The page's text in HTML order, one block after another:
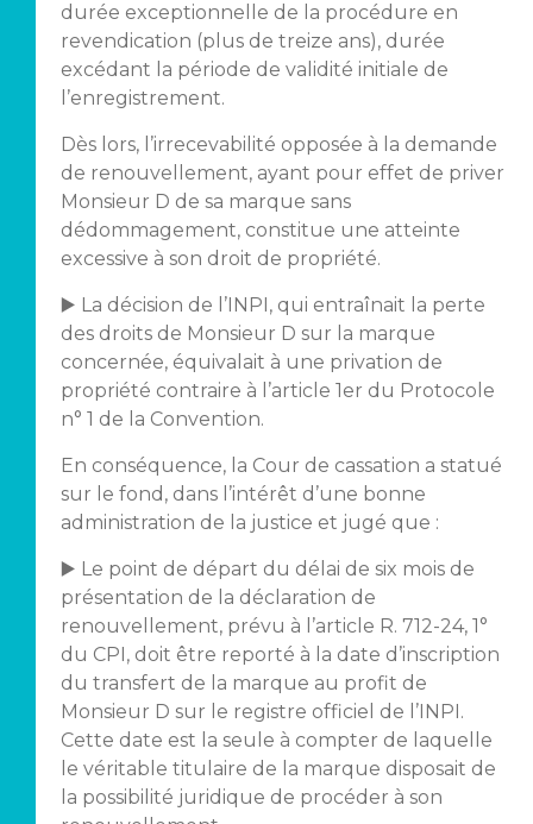
durée exceptionnelle de la procédure en
revendication (plus de treize ans), durée
excédant la période de validité initiale de
l’enregistrement.
Dès lors, l’irrecevabilité opposée à la demande
de renouvellement, ayant pour effet de priver
Monsieur D de sa marque sans
dédommagement, constitue une atteinte
excessive à son droit de propriété.
▶️ La décision de l’INPI, qui entraînait la perte
des droits de Monsieur D sur la marque
concernée, équivalait à une privation de
propriété contraire à l’article 1er du Protocole
n° 1 de la Convention.
En conséquence, la Cour de cassation a statué
sur le fond, dans l’intérêt d’une bonne
administration de la justice et jugé que :
▶️ Le point de départ du délai de six mois de
présentation de la déclaration de
renouvellement, prévu à l’article R. 712-24, 1°
du CPI, doit être reporté à la date d’inscription
du transfert de la marque au profit de
Monsieur D sur le registre officiel de l’INPI.
Cette date est la seule à compter de laquelle
le véritable titulaire de la marque disposait de
la possibilité juridique de procéder à son